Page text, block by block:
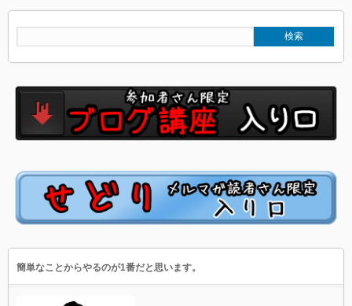
簡単なことからやるのが1番だと思います。